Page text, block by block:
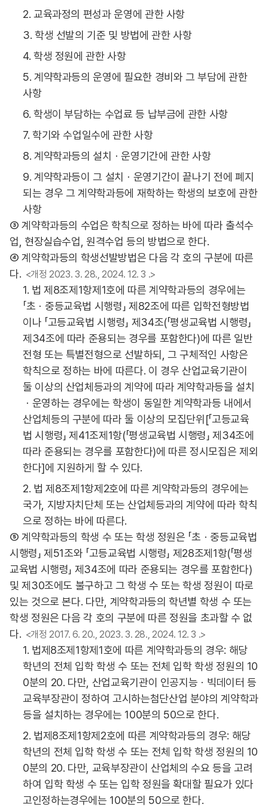
2. 교육과정의 편성과 운영에 관한 사항
3. 학생 선발의 기준 및 방법에 관한 사항
4. 학생 정원에 관한 사항
5. 계약학과등의 운영에 필요한 경비와 그 부담에 관한
사항
6. 학생이 부담하는 수업료 등 납부금에 관한 사항
7. 학기와 수업일수에 관한 사항
8. 계약학과등의 설치ㆍ운영기간에 관한 사항
9. 계약학과등이 그 설치ㆍ운영기간이 끝나기 전에 폐지
되는 경우 그 계약학과등에 재학하는 학생의 보호에 관한
사항
③ 계약학과등의 수업은 학칙으로 정하는 바에 따라 출석수
업, 현장실습수업, 원격수업 등의 방법으로 한다.
④ 계약학과등의 학생선발방법은 다음 각 호의 구분에 따른
다. <개정 2023. 3. 28., 2024. 12. 3 .>
1. 법 제8조제1항제1호에 따른 계약학과등의 경우에는
「초ㆍ중등교육법 시행령」 제82조에 따른 입학전형방법
이나 「고등교육법 시행령」 제34조(「평생교육법 시행령」
제34조에 따라 준용되는 경우를 포함한다)에 따른 일반
전형 또는 특별전형으로 선발하되, 그 구체적인 사항은
학칙으로 정하는 바에 따른다. 이 경우 산업교육기관이
둘 이상의 산업체등과의 계약에 따라 계약학과등을 설치
ㆍ운영하는 경우에는 학생이 동일한 계약학과등 내에서
산업체등의 구분에 따라 둘 이상의 모집단위[「고등교육
법 시행령」 제41조제1항(「평생교육법 시행령」 제34조에
따라 준용되는 경우를 포함한다)에 따른 정시모집은 제외
한다]에 지원하게 할 수 있다.
2. 법 제8조제1항제2호에 따른 계약학과등의 경우에는
국가, 지방자치단체 또는 산업체등과의 계약에 따라 학칙
으로 정하는 바에 따른다.
⑤ 계약학과등의 학생 수 또는 학생 정원은 「초ㆍ중등교육법
시행령」 제51조와 「고등교육법 시행령」 제28조제1항(「평생
교육법 시행령」 제34조에 따라 준용되는 경우를 포함한다)
및 제30조에도 불구하고 그 학생 수 또는 학생 정원이 따로
있는 것으로 본다. 다만, 계약학과등의 학년별 학생 수 또는
학생 정원은 다음 각 호의 구분에 따른 정원을 초과할 수 없
다. <개정 2017. 6. 20., 2023. 3. 28., 2024. 12. 3 .>
1. 법제8조제1항제1호에 따른 계약학과등의 경우: 해당
학년의 전체 입학 학생 수 또는 전체 입학 학생 정원의 10
0분의 20. 다만, 산업교육기관이 인공지능ㆍ빅데이터 등
교육부장관이 정하여 고시하는첨단산업 분야의 계약학과
등을 설치하는 경우에는 100분의 50으로 한다.
2. 법제8조제1항제2호에 따른 계약학과등의 경우: 해당
학년의 전체 입학 학생 수 또는 전체 입학 학생 정원의 10
0분의 20. 다만, 교육부장관이 산업체의 수요 등을 고려
하여 입학 학생 수 또는 입학 정원을 확대할 필요가 있다
고인정하는경우에는 100분의 50으로 한다.